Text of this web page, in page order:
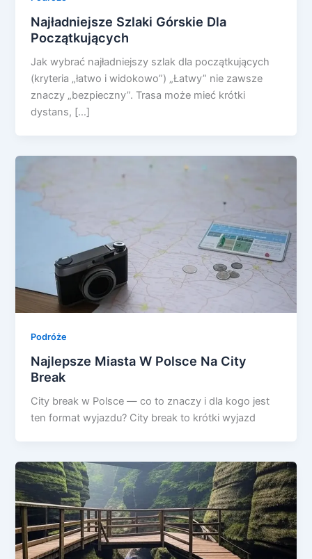
Najładniejsze Szlaki Górskie Dla
Początkujących
Jak wybrać najładniejszy szlak dla początkujących
(kryteria „łatwo i widokowo”) „Łatwy” nie zawsze
znaczy „bezpieczny”. Trasa może mieć krótki
dystans, […]
Podróże
Najlepsze Miasta W Polsce Na City
Break
City break w Polsce — co to znaczy i dla kogo jest
ten format wyjazdu? City break to krótki wyjazd